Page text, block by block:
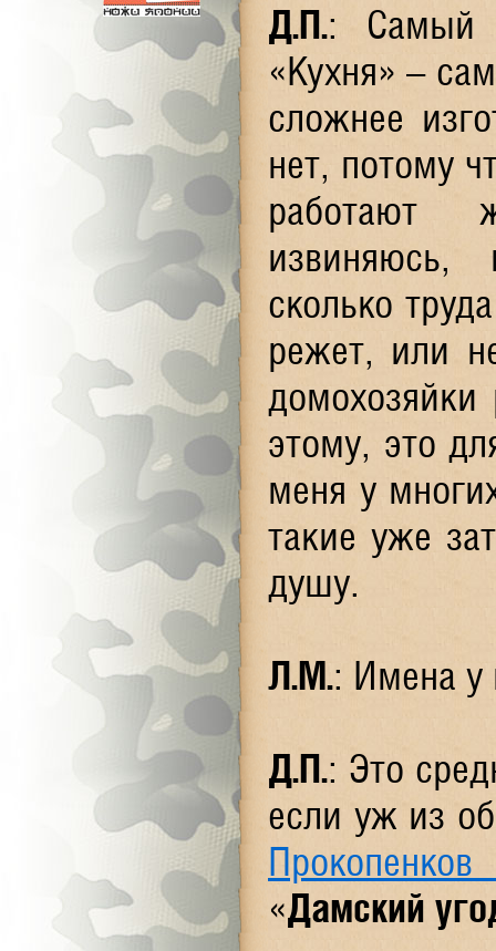
Д.П.: Самый
«Кухня» –
сложнее
нет, потому
работают
извиняюсь,
сколько
режет, или
домохозяйки
этому, это
меня у
такие уже
душу.
Л.М.: Имена у
Д.П.: Это
если уж из
«Дамский